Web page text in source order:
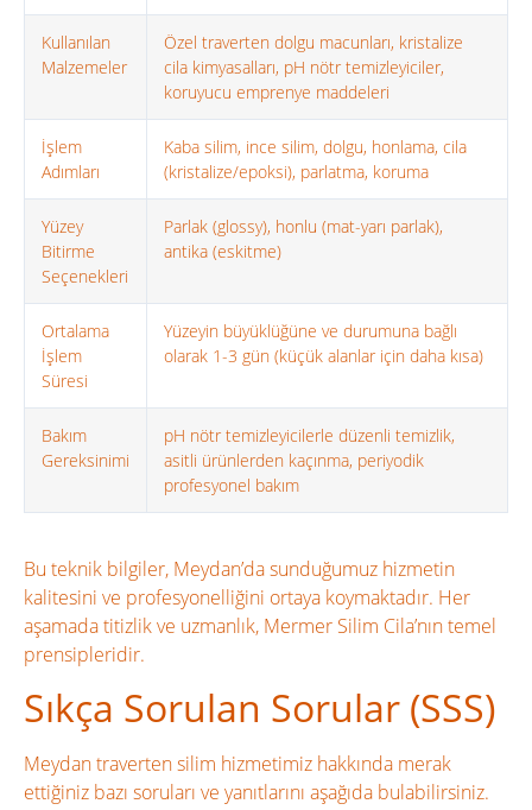
Kullanılan
Malzemeler
Özel traverten dolgu macunları, kristalize
cila kimyasalları, pH nötr temizleyiciler,
koruyucu emprenye maddeleri
İşlem
Adımları
Kaba silim, ince silim, dolgu, honlama, cila
(kristalize/epoksi), parlatma, koruma
Yüzey
Bitirme
Seçenekleri
Parlak (glossy), honlu (mat-yarı parlak),
antika (eskitme)
Ortalama
İşlem
Süresi
Yüzeyin büyüklüğüne ve durumuna bağlı
olarak 1-3 gün (küçük alanlar için daha kısa)
Bakım
Gereksinimi
pH nötr temizleyicilerle düzenli temizlik,
asitli ürünlerden kaçınma, periyodik
profesyonel bakım
Bu teknik bilgiler, Meydan’da sunduğumuz hizmetin
kalitesini ve profesyonelliğini ortaya koymaktadır. Her
aşamada titizlik ve uzmanlık, Mermer Silim Cila’nın temel
prensipleridir.
Sıkça Sorulan Sorular (SSS)
Meydan traverten silim hizmetimiz hakkında merak
ettiğiniz bazı soruları ve yanıtlarını aşağıda bulabilirsiniz.